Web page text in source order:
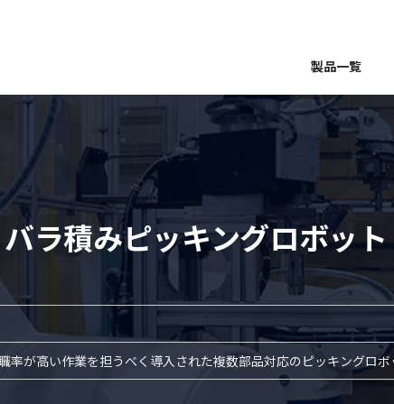
製品一覧
ラ積みピッキングロボット
率が高い作業を担うべく導入された複数部品対応のピッキングロボ